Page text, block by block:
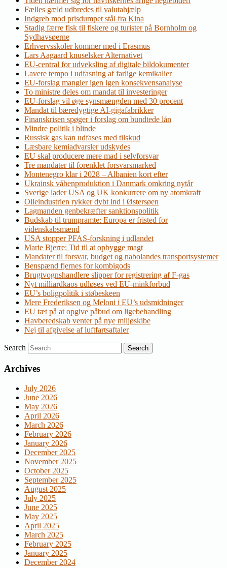
Fælles gæld udbredes til valutahjælp
Indgreb mod prisdumpet stål fra Kina
Stadig færre fisk til fiskere og turister på Bornholm og
Sydhavsøerne
Erhvervsskoler kommer med i Erasmus
Lars Aagaard knuselsker Alternativet
EU-central for udveksling af digitale bildokumenter
Lavere tempo i udfasning af farlige kemikalier
EU-forslag mangler igen igen konsekvensanalyse
To ministre deles om mandat til investeringer
EU-forslag vil øge synsmængden med 30 procent
Mandat til bæredygtige AI-gigafabrikker
Finanskrisen spøger i forslag om bundtede lån
Mindre politik i blinde
Russisk gas kan udfases med tilskud
Læsbare kemiadvarsler udskydes
EU skal producere mere mad i selvforsvar
Tre mandater til forenklet forsvarsmarked
Montenegro klar i 2028 – Albanien kort efter
Ukrainsk våbenproduktion i Danmark omkring nytår
Sverige lader USA og UK konkurrere om ny atomkraft
Olieindustrien rykker dybt ind i Østersøen
Lagmanden genbekræfter sanktionspolitik
Budskab til trumpramte: Europa er fristed for
videnskabsmænd
USA stopper PFAS-forskning i udlandet
Marie Bjerre: Tid til at opbygge magt
Mandater til forsvar, budget og nabolandes transportsystemer
Benspænd fjernes for kombigods
Brugtvognshandlere slipper for registrering af F-gas
Nyt milliardkaos udløses ved EU-minkforbud
EU’s boligpolitik i støbeskeen
Mere Frederiksen og Meloni i EU’s udsmidninger
EU tæt på at opgive påbud om ligebehandling
Havberedskab venter på nye miljøskibe
Nej til afgivelse af luftfartsaftaler
Search
Archives
July 2026
June 2026
May 2026
April 2026
March 2026
February 2026
January 2026
December 2025
November 2025
October 2025
September 2025
August 2025
July 2025
June 2025
May 2025
April 2025
March 2025
February 2025
January 2025
December 2024